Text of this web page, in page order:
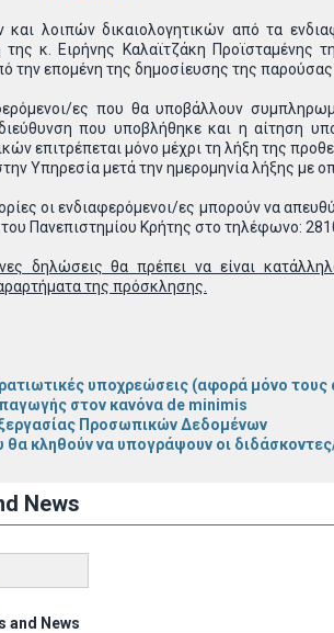
λοιπών δικαιολογητικών από τα
κ. Ειρήνης Καλαϊτζάκη Προϊσταμένης
την επομένη της δημοσίευσης της
ες που θα υποβάλλουν
που υποβλήθηκε και η αίτηση
επιτρέπεται μόνο μέχρι τη λήξη της
Υπηρεσία μετά την ημερομηνία λήξης με
οι ενδιαφερόμενοι/ες μπορούν να
Πανεπιστημίου Κρήτης στο τηλέφωνο:
δηλώσεις θα πρέπει να είναι
της πρόσκλησης.
υποχρεώσεις (αφορά μόνο
στον κανόνα de minimis
Προσωπικών Δεδομένων
κληθούν να υπογράψουν οι
News
and News